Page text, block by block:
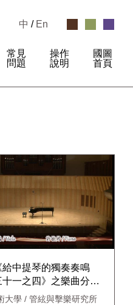
常見
問題
操作
說明
國圖
首頁
中 / En
中提琴的獨奏奏鳴
一之四》之樂曲分析
大學 / 管絃與擊樂研究所